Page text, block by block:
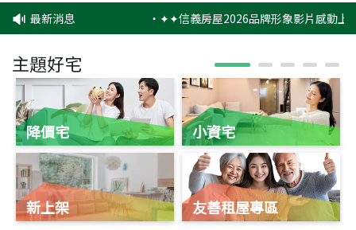
最新消息 ‧✦✦信義房屋2026品牌形象影片感動上
主題好宅
降價宅
新上架
小資宅
友善租屋專區